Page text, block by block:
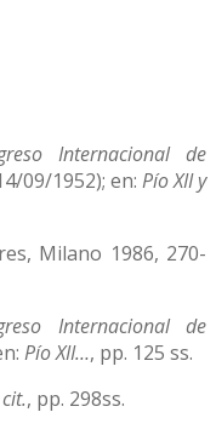
Internacional de
09/1952); en: Pío XII y
Milano 1986, 270-
Internacional de
Pío XII…, pp. 125 ss.
, pp. 298ss.